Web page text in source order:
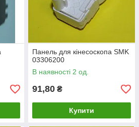
Панель для кінесоскопа SMK
03306200
В наявності 2 од.
91,80 ₴
Купити